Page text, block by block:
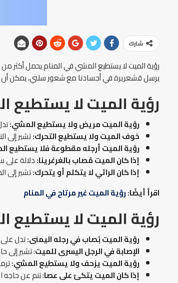
شارك
رؤية الميت لا يستطيع المشي في المنام يحمل أكثر من
يرسل قشعريرة في أجسادنا مع شعور سلبي، يمكن أن
رؤية الميت لا يستطيع
رؤية الميت مريض ولا يستطيع المشي:
خوف الميت ولا يستطيع التحرك:تشير إلى
رؤية الميت أرجله مقطوعة فلا يستطيع
إذا كان الميت مُصاببالغرغرينا:دلالة على
إذا كان الرائي لا يتكلم أو يتحرك:تشير إلى
اقرأ أيضًا:رؤية الميت غير مرتاح في المنام
رؤية الميت لا يستطيع
رؤية الميت بُصاب في رجله اليمنى:تدل
الإصابة في الرجل اليسرى للميت: تشير إلى
رؤية الميت يزحف ولا يستطيع المشي:
إذا كان الميت يتكئ على عصا: تنم عن